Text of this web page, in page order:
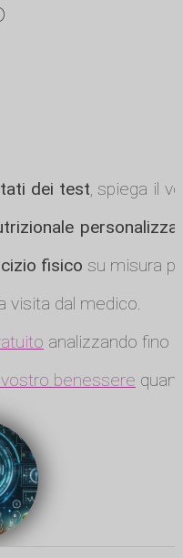
dei test, spiega il
fisico su misura
visita dal medico.
analizzando fino
benessere